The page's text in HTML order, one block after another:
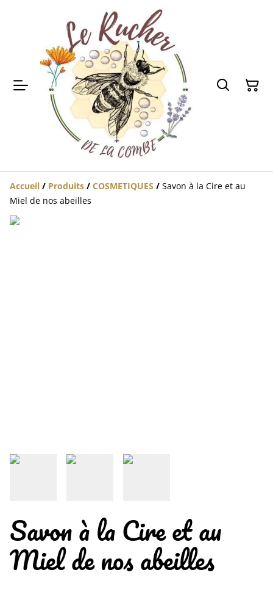
Accueil / Produits / COSMETIQUES / Savon à la Cire et au
Miel de nos abeilles
Savon à la Cire et au
Miel de nos abeilles